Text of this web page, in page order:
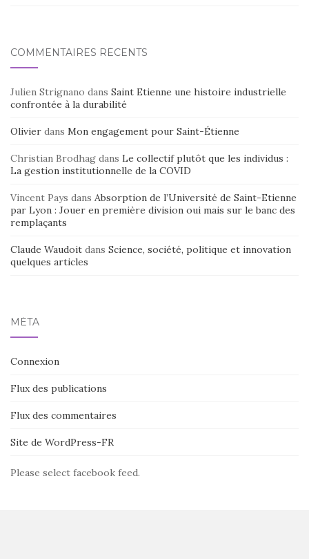
COMMENTAIRES RÉCENTS
Julien Strignano dans Saint Etienne une histoire industrielle
confrontée à la durabilité
Olivier dans Mon engagement pour Saint-Étienne
Christian Brodhag dans Le collectif plutôt que les individus :
La gestion institutionnelle de la COVID
Vincent Pays dans Absorption de l’Université de Saint-Etienne
par Lyon : Jouer en première division oui mais sur le banc des
remplaçants
Claude Waudoit dans Science, société, politique et innovation
quelques articles
MÉTA
Connexion
Flux des publications
Flux des commentaires
Site de WordPress-FR
Please select facebook feed.